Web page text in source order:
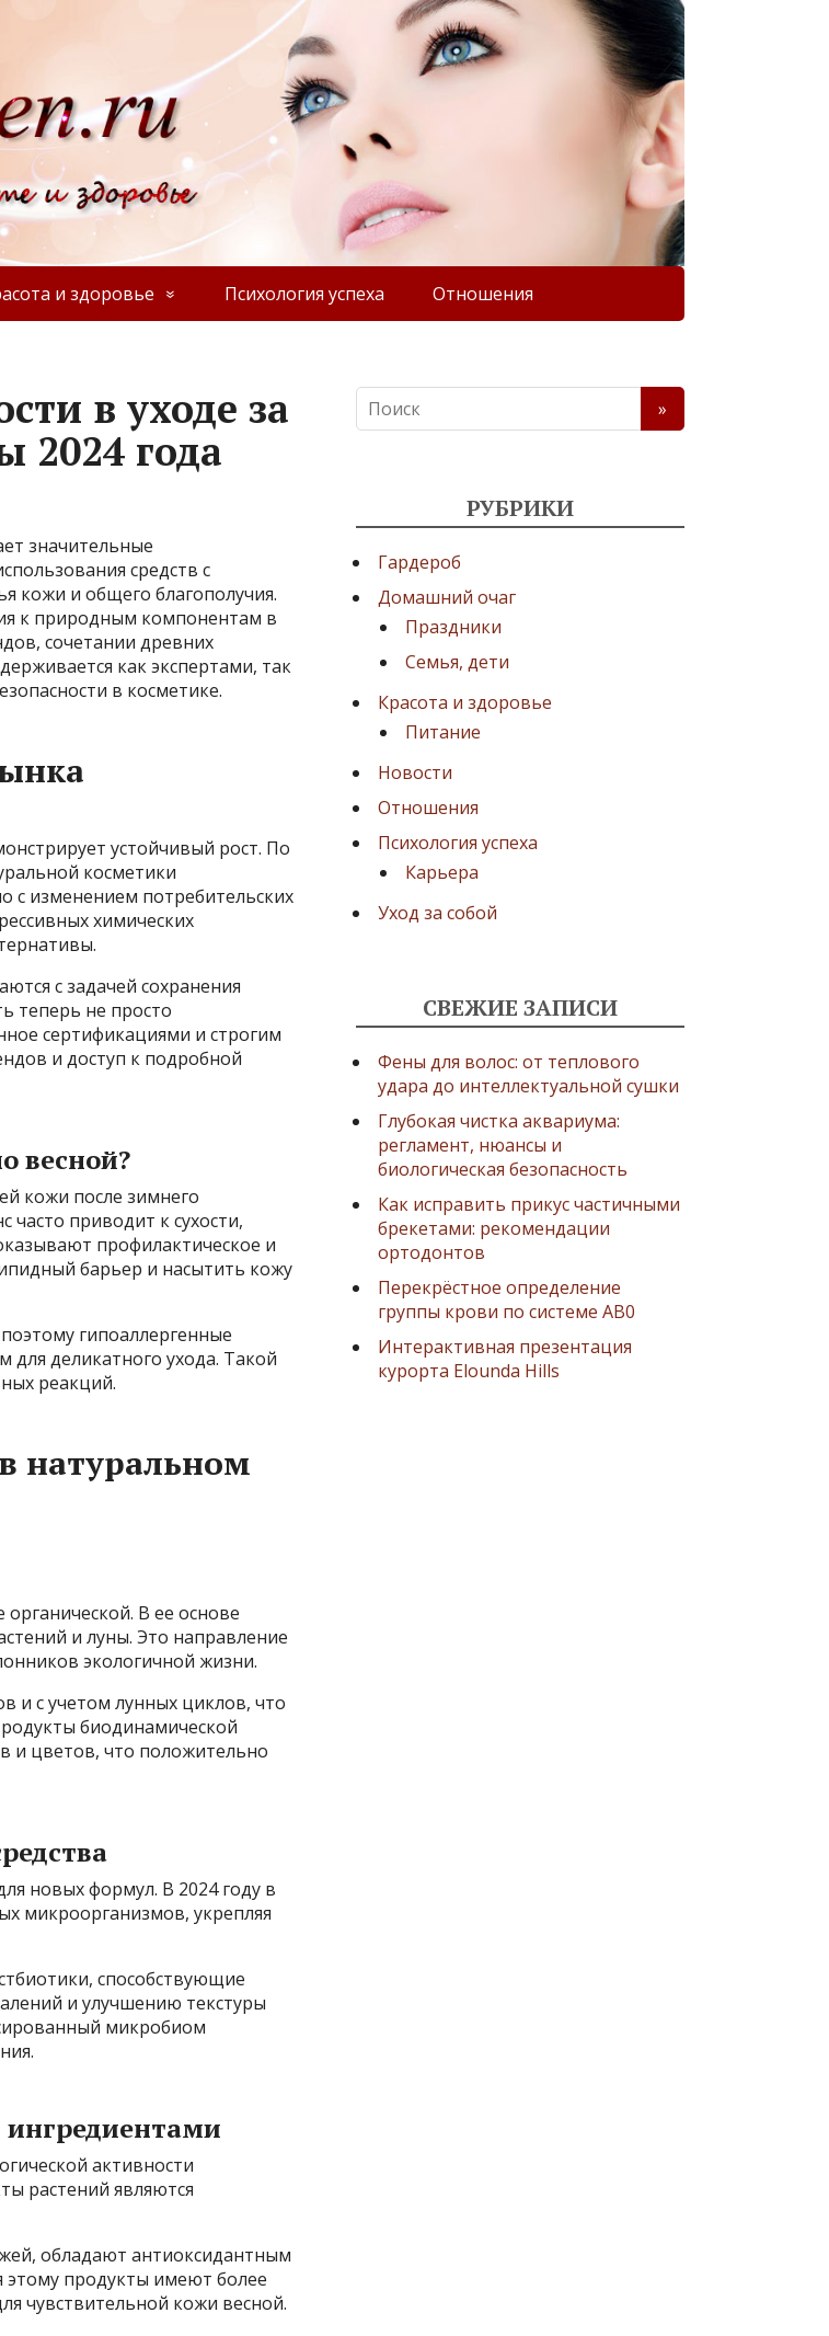
и здоровье Психология успеха Отношения
в уходе за
2024 года
значительные
средств с
кожи и общего благополучия.
к природным компонентам в
сочетании древних
как экспертами, так
в косметике.
устойчивый рост. По
косметики
с изменением потребительских
химических
с задачей сохранения
теперь не просто
сертификациями и строгим
и доступ к подробной
весной?
кожи после зимнего
часто приводит к сухости,
профилактическое и
барьер и насытить кожу
гипоаллергенные
деликатного ухода. Такой
реакций.
натуральном
В ее основе
и луны. Это направление
экологичной жизни.
и с учетом лунных циклов, что
биодинамической
и цветов, что положительно
новых формул. В 2024 году в
микроорганизмов, укрепляя
способствующие
и улучшению текстуры
микробиом
активности
растений являются
обладают антиоксидантным
этому продукты имеют более
чувствительной кожи весной.
РУБРИКИ
Гардероб
Домашний очаг
Праздники
Семья, дети
Красота и здоровье
Питание
Новости
Отношения
Психология успеха
Карьера
Уход за собой
СВЕЖИЕ ЗАПИСИ
Фены для волос: от теплового
удара до интеллектуальной сушки
Глубокая чистка аквариума:
регламент, нюансы и
биологическая безопасность
Как исправить прикус частичными
брекетами: рекомендации
ортодонтов
Перекрёстное определение
группы крови по системе AB0
Интерактивная презентация
курорта Elounda Hills